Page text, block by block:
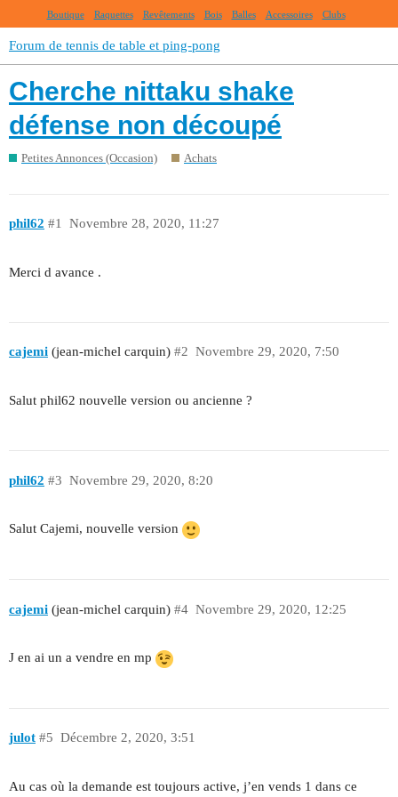
Boutique Raquettes Revêtements Bois Balles Accessoires Clubs
Forum de tennis de table et ping-pong
Cherche nittaku shake
défense non découpé
Petites Annonces (Occasion) Achats
phil62 Novembre 28, 2020, 11:27
#1
Merci d avance .
cajemi (jean-michel carquin) Novembre 29, 2020, 7:50
#2
Salut phil62 nouvelle version ou ancienne ?
phil62 Novembre 29, 2020, 8:20
#3
Salut Cajemi, nouvelle version
cajemi (jean-michel carquin) Novembre 29, 2020, 12:25
#4
J en ai un a vendre en mp
julot Décembre 2, 2020, 3:51
#5
Au cas où la demande est toujours active, j’en vends 1 dans ce